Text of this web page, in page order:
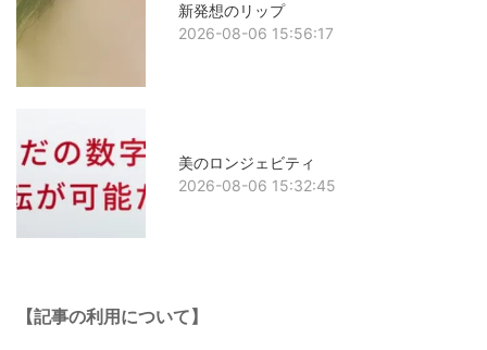
新発想のリップ
2026-08-06 15:56:17
美のロンジェビティ
2026-08-06 15:32:45
【記事の利用について】